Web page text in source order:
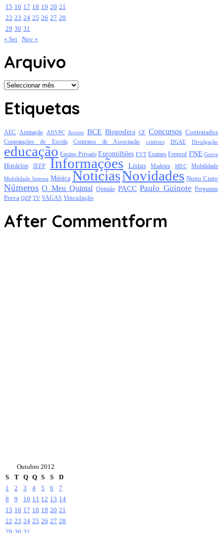
15 16 17 18 19 20 21
22 23 24 25 26 27 28
29 30 31
« Set Nov »
Arquivo
Arquivo
Etiquetas
AEC Animação ANVPC Açores BCE Blogosfera CE Concursos Contratados
Contratações de Escola Contratos de Associação critérios DGAE Divulgação
educação Ensino Privado Euromilhões EVT Exames Fenprof FNE Greve
Horários IEFP Informações Listas Madeira MEC Mobilidade
Mobilidade Interna Música NotíciasNovidades Nuno Crato
Números O Meu Quintal Opinião PACC Paulo Guinote Perguntas
Prova QZP TV VAGAS Vinculação
After Commentform
Outubro 2012
S
T Q Q S S
D
1
2 3 4 5 6
7
8
9 10 11 12 13 14
15 16 17 18 19 20 21
22 23 24 25 26 27 28